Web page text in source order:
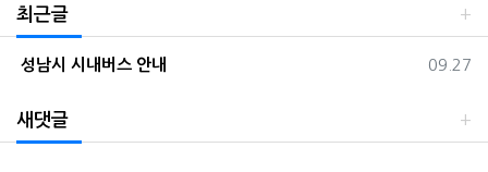
최근글
등록일
09.27
성남시 시내버스 안내
새댓글